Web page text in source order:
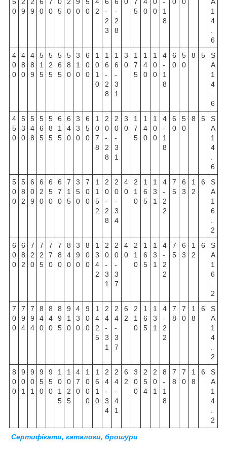
0
9
9
0
0
5
0
0
0
2
-
2
3
-
2
8
5
0
0
1
8
1
4
6
4
0
0
4
8
0
4
8
9
5
1
5
5
2
5
5
6
5
5
8
0
3
1
0
6
0
0
1
0
1
0
1
6
-
2
8
1
6
-
3
1
3
0
1
7
5
1
4
0
1
0
0
4
-
1
8
6
0
5
0
8 5
S
A
1
4
6
4
5
0
5
3
0
5
4
8
5
6
5
5
8
5
6
1
5
6
4
0
3
3
0
6
5
0
1
0
7
8
2
0
-
2
8
2
0
-
3
1
3
0
1
7
5
1
4
0
1
0
0
4
-
1
8
6
0
5
0
8 5
S
A
1
4
6
5
0
0
5
8
2
6
0
9
6
2
0
6
5
0
6
7
0
7
1
5
3
5
0
7
0
0
1
1
5
2
2
0
-
2
8
2
0
-
3
4
4
0
2
1
0
1
6
5
1
3
1
4
-
2
2
7
5
6
3
1
2
6
S
A
1
6
2
6
0
0
6
8
2
7
2
0
7
2
5
7
7
0
7
8
0
8
4
0
3
9
0
8
0
0
1
3
4
2
2
0
-
3
1
2
0
-
3
7
4
0
2
1
0
1
6
5
1
3
1
4
-
2
2
7
5
6
3
1
2
6
S
A
1
6
2
7
0
0
7
9
4
7
9
4
8
4
0
8
4
0
8
9
5
9
1
0
4
3
0
9
0
0
1
4
2
5
2
4
-
3
1
2
4
-
3
7
6
2
2
1
0
1
6
5
1
3
1
4
-
2
2
7
8
7
0
1
8
6
S
A
1
4
2
8
0
0
9
0
1
9
0
1
9
5
0
9
5
0
1
0
1
5
1
0
2
5
4
7
0
1
0
0
0
1
6
1
0
2
4
-
3
4
2
4
-
4
1
6
2
3
0
0
2
5
4
2
0
1
8
-
1
8
7
8
7
0
1
8
6
S
A
1
4
2
Сертифікати, каталоги, брошури